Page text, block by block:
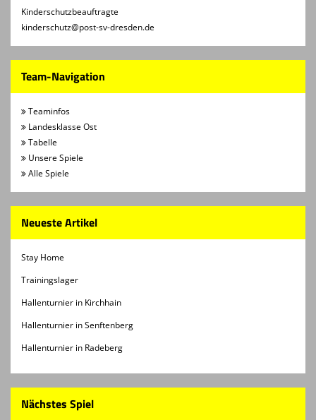
Kinderschutzbeauftragte
kinderschutz@post-sv-dresden.de
Team-Navigation
Teaminfos
Landesklasse Ost
Tabelle
Unsere Spiele
Alle Spiele
Neueste Artikel
Stay Home
Trainingslager
Hallenturnier in Kirchhain
Hallenturnier in Senftenberg
Hallenturnier in Radeberg
Nächstes Spiel